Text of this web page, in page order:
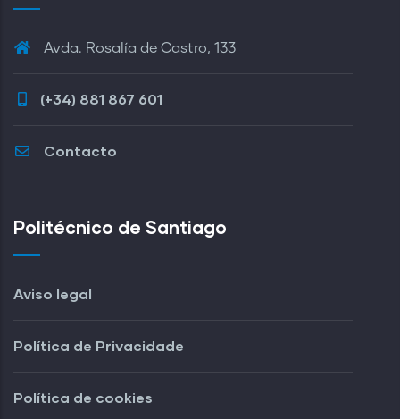
Avda. Rosalía de Castro, 133
(+34) 881 867 601
Contacto
Politécnico de Santiago
Aviso legal
Política de Privacidade
Política de cookies